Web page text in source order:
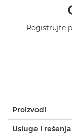
Registrujte
Proizvodi
Usluge i rešenja